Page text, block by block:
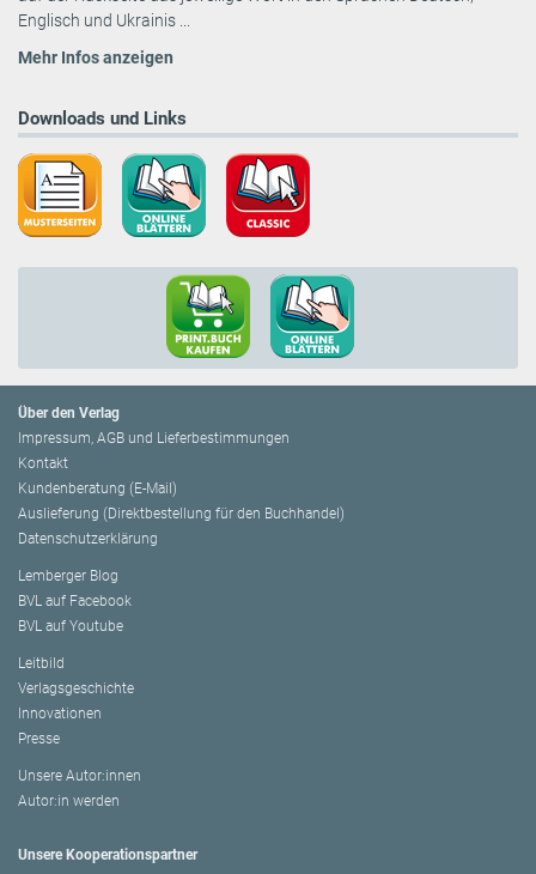
Englisch und Ukrainis ...
Mehr Infos anzeigen
Downloads und Links
Über den Verlag
Impressum, AGB und Lieferbestimmungen
Kontakt
Kundenberatung (E-Mail)
Auslieferung (Direktbestellung für den Buchhandel)
Datenschutzerklärung
Lemberger Blog
BVL auf Facebook
BVL auf Youtube
Leitbild
Verlagsgeschichte
Innovationen
Presse
Unsere Autor:innen
Autor:in werden
Unsere Kooperationspartner